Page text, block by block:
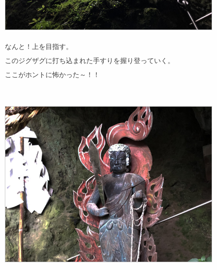
なんと！上を目指す。
このジグザグに打ち込まれた手すりを握り登っていく。
ここがホントに怖かった～！！